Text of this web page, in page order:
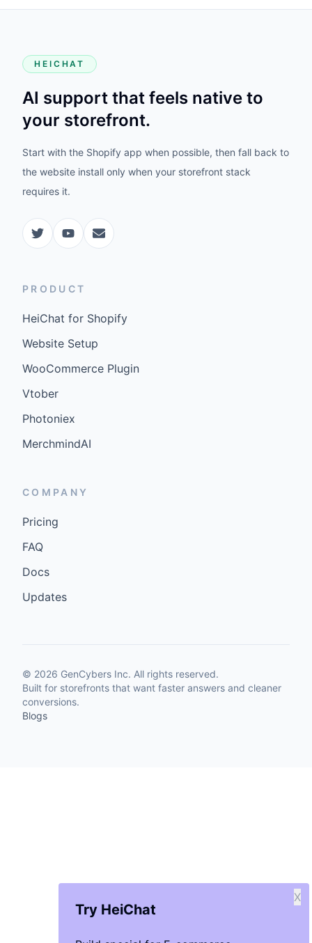
Try HeiChat
X
HEICHAT
AI support that feels native to
your storefront.
Start with the Shopify app when possible, then fall back to
the website install only when your storefront stack
requires it.
PRODUCT
HeiChat for Shopify
Website Setup
WooCommerce Plugin
Vtober
Photoniex
MerchmindAI
COMPANY
Pricing
FAQ
Docs
Updates
© 2026 GenCybers Inc. All rights reserved.
Built for storefronts that want faster answers and cleaner
conversions.
Blogs